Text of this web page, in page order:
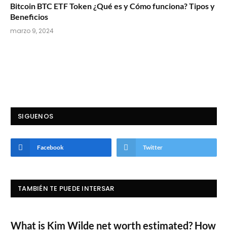
Bitcoin BTC ETF Token ¿Qué es y Cómo funciona? Tipos y
Beneficios
marzo 9, 2024
SIGUENOS
Facebook Twitter
TAMBIÉN TE PUEDE INTERSAR
What is Kim Wilde net worth estimated? How